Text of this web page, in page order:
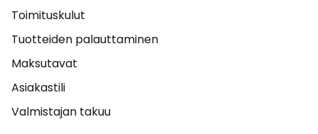
Toimituskulut
Tuotteiden palauttaminen
Maksutavat
Asiakastili
Valmistajan takuu